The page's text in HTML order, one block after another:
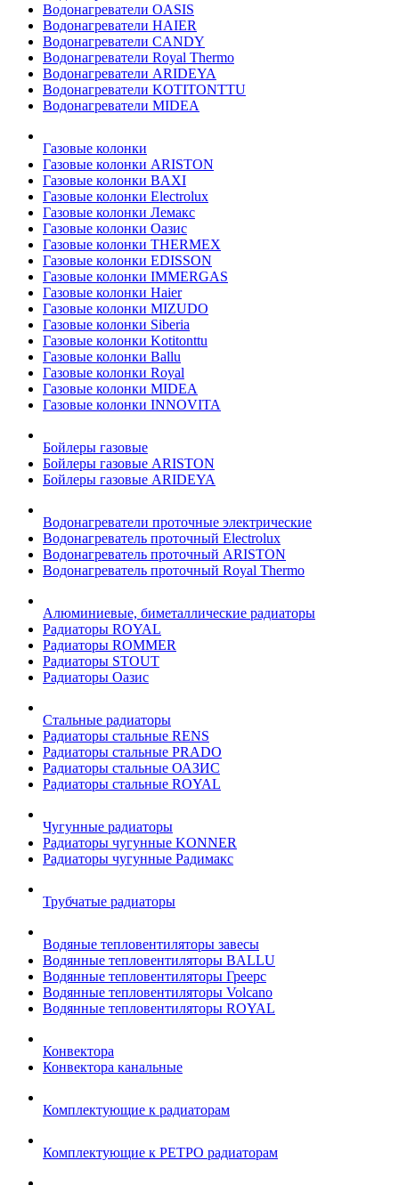
Водонагреватели OASIS
Водонагреватели HAIER
Водонагреватели CANDY
Водонагреватели Royal Thermo
Водонагреватели ARIDEYA
Водонагреватели KOTITONTTU
Водонагреватели MIDEA
Газовые колонки
Газовые колонки ARISTON
Газовые колонки BAXI
Газовые колонки Electrolux
Газовые колонки Лемакс
Газовые колонки Оазис
Газовые колонки THERMEX
Газовые колонки EDISSON
Газовые колонки IMMERGAS
Газовые колонки Haier
Газовые колонки MIZUDO
Газовые колонки Siberia
Газовые колонки Kotitonttu
Газовые колонки Ballu
Газовые колонки Royal
Газовые колонки MIDEA
Газовые колонки INNOVITA
Бойлеры газовые
Бойлеры газовые ARISTON
Бойлеры газовые ARIDEYA
Водонагреватели проточные электрические
Водонагреватель проточный Electrolux
Водонагреватель проточный ARISTON
Водонагреватель проточный Royal Thermo
Алюминиевые, биметаллические радиаторы
Радиаторы ROYAL
Радиаторы ROMMER
Радиаторы STOUT
Радиаторы Оазис
Стальные радиаторы
Радиаторы стальные RENS
Радиаторы стальные PRADO
Радиаторы стальные ОАЗИС
Радиаторы стальные ROYAL
Чугунные радиаторы
Радиаторы чугунные KONNER
Радиаторы чугунные Радимакс
Трубчатые радиаторы
Водяные тепловентиляторы завесы
Водянные тепловентиляторы BALLU
Водянные тепловентиляторы Греерс
Водянные тепловентиляторы Volcano
Водянные тепловентиляторы ROYAL
Конвектора
Конвектора канальные
Комплектующие к радиаторам
Комплектующие к РЕТРО радиаторам